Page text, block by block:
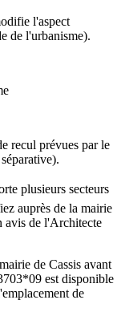
l'aspect
de l'urbanisme).
recul prévues par le
plusieurs secteurs
auprès de la mairie
avis de l'Architecte
de Cassis avant
est disponible
de